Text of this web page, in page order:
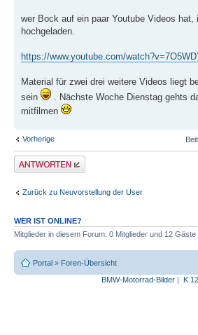
wer Bock auf ein paar Youtube Videos
hochgeladen.
https://www.youtube.com/
Material für zwei drei weitere Videos liegt
sein
. Nächste Woche Dienstag gehts
mitfilmen
Vorherige
Antwort erstellen
Zurück zu Neuvorstellung der User
WER IST ONLINE?
Mitglieder in diesem Forum: 0 Mitglieder und 12 Gäste
Portal » Foren-Übersicht
BMW-Motorrad-Bilder| K